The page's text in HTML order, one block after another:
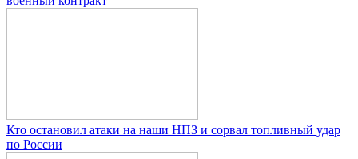
Кто остановил атаки на наши НПЗ и сорвал топливный удар
по России